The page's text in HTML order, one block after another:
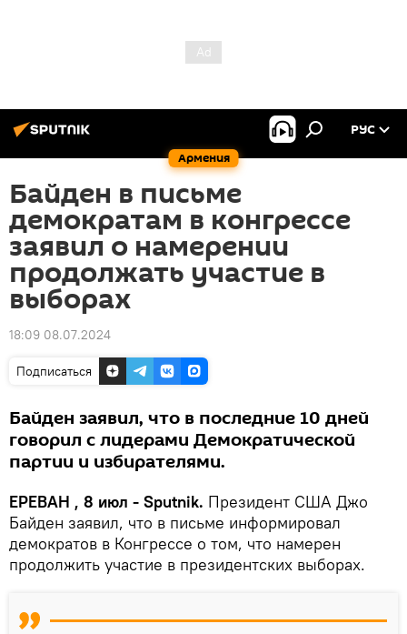
Армения
РУС
Байден в письме
демократам в конгрессе
заявил о намерении
продолжать участие в
выборах
18:09 08.07.2024
Подписаться
Байден заявил, что в последние 10 дней
говорил с лидерами Демократической
партии и избирателями.
ЕРЕВАН , 8 июл - Sputnik. Президент США Джо
Байден заявил, что в письме информировал
демократов в Конгрессе о том, что намерен
продолжить участие в президентских выборах.